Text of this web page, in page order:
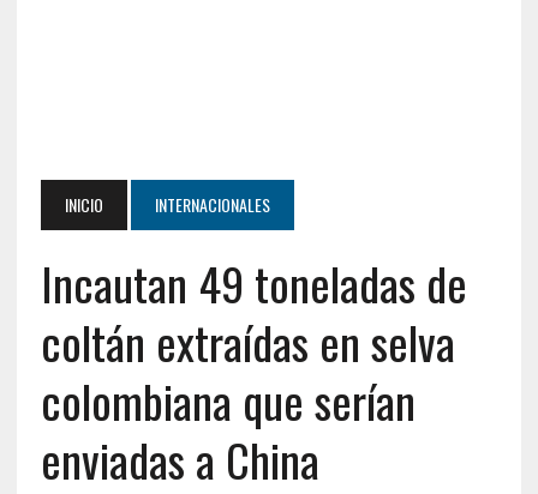
INICIO INTERNACIONALES
Incautan 49 toneladas de
coltán extraídas en selva
colombiana que serían
enviadas a China